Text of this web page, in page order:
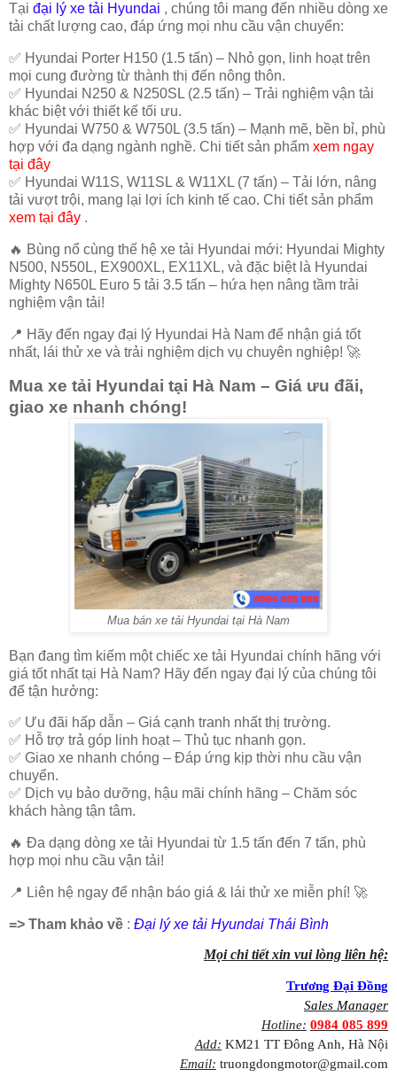
Tại đại lý xe tải Hyundai , chúng tôi mang đến nhiều dòng xe
tải chất lượng cao, đáp ứng mọi nhu cầu vận chuyển:
✅ Hyundai Porter H150 (1.5 tấn) – Nhỏ gọn, linh hoạt trên
mọi cung đường từ thành thị đến nông thôn.
✅ Hyundai N250 & N250SL (2.5 tấn) – Trải nghiệm vận tải
khác biệt với thiết kế tối ưu.
✅ Hyundai W750 & W750L (3.5 tấn) – Mạnh mẽ, bền bỉ, phù
hợp với đa dạng ngành nghề. Chi tiết sản phẩm xem ngay
tại đây
✅ Hyundai W11S, W11SL & W11XL (7 tấn) – Tải lớn, nâng
tải vượt trội, mang lại lợi ích kinh tế cao. Chi tiết sản phẩm
xem tại đây .
🔥 Bùng nổ cùng thế hệ xe tải Hyundai mới: Hyundai Mighty
N500, N550L, EX900XL, EX11XL, và đặc biệt là Hyundai
Mighty N650L Euro 5 tải 3.5 tấn – hứa hẹn nâng tầm trải
nghiệm vận tải!
📍 Hãy đến ngay đại lý Hyundai Hà Nam để nhận giá tốt
nhất, lái thử xe và trải nghiệm dịch vụ chuyên nghiệp! 🚀
Mua xe tải Hyundai tại Hà Nam – Giá ưu đãi,
giao xe nhanh chóng!
Mua bán xe tải Hyundai tại Hà Nam
Bạn đang tìm kiếm một chiếc xe tải Hyundai chính hãng với
giá tốt nhấttại Hà Nam? Hãy đến ngay đại lý của chúng tôi
để tận hưởng:
✅ Ưu đãi hấp dẫn – Giá cạnh tranh nhất thị trường.
✅ Hỗ trợ trả góp linh hoạt – Thủ tục nhanh gọn.
✅ Giao xe nhanh chóng – Đáp ứng kịp thời nhu cầu vận
chuyển.
✅ Dịch vụ bảo dưỡng, hậu mãi chính hãng – Chăm sóc
khách hàng tận tâm.
🔥 Đa dạng dòng xe tải Hyundai từ 1.5 tấn đến 7 tấn, phù
hợp mọi nhu cầu vận tải!
📍 Liên hệ ngay để nhận báo giá & lái thử xe miễn phí! 🚀
=> Tham khảo về : Đại lý xe tải Hyundai Thái Bình
Mọi chi tiết xin vui lòng liên hệ:
Trương Đại Đồng
Sales Manager
Hotline: 0984 085 899
Add: KM21 TT Đông Anh, Hà Nội
Email: truongdongmotor@gmail.com